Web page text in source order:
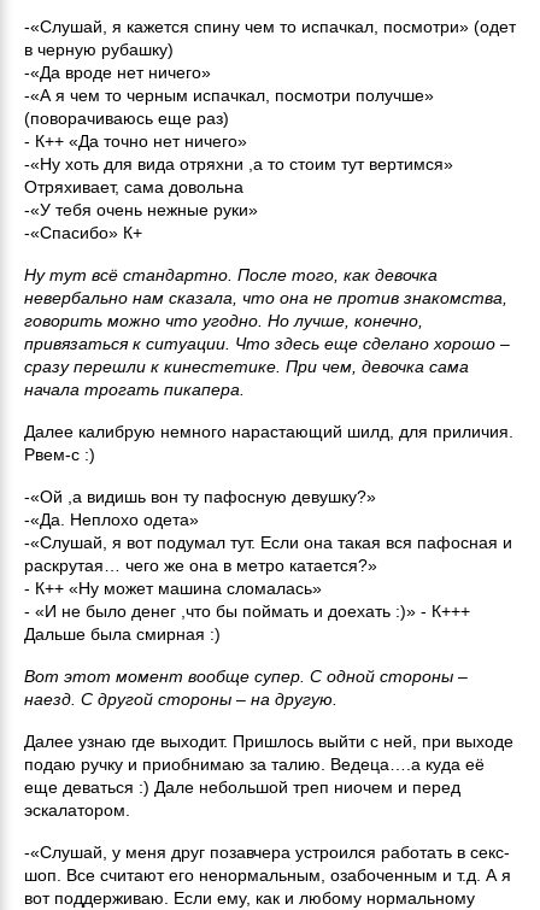
-«Слушай, я кажется спину чем то испачкал, посмотри» (одет
в черную рубашку)
-«Да вроде нет ничего»
-«А я чем то черным испачкал, посмотри получше»
(поворачиваюсь еще раз)
- К++ «Да точно нет ничего»
-«Ну хоть для вида отряхни ,а то стоим тут вертимся»
Отряхивает, сама довольна
-«У тебя очень нежные руки»
-«Спасибо» К+
Ну тут всё стандартно. После того, как девочка
невербально нам сказала, что она не против знакомства,
говорить можно что угодно. Но лучше, конечно,
привязаться к ситуации. Что здесь еще сделано хорошо –
сразу перешли к кинестетике. При чем, девочка сама
начала трогать пикапера.
Далее калибрую немного нарастающий шилд, для приличия.
Рвем-с :)
-«Ой ,а видишь вон ту пафосную девушку?»
-«Да. Неплохо одета»
-«Слушай, я вот подумал тут. Если она такая вся пафосная и
раскрутая… чего же она в метро катается?»
- К++ «Ну может машина сломалась»
- «И не было денег ,что бы поймать и доехать :)» - К+++
Дальше была смирная :)
Вот этот момент вообще супер. С одной стороны –
наезд. С другой стороны – на другую.
Далее узнаю где выходит. Пришлось выйти с ней, при выходе
подаю ручку и приобнимаю за талию. Ведеца….а куда её
еще деваться :) Дале небольшой треп ниочем и перед
эскалатором.
-«Слушай, у меня друг позавчера устроился работать в секс-
шоп. Все считают его ненормальным, озабоченным и т.д. А я
вот поддерживаю. Если ему, как и любому нормальному